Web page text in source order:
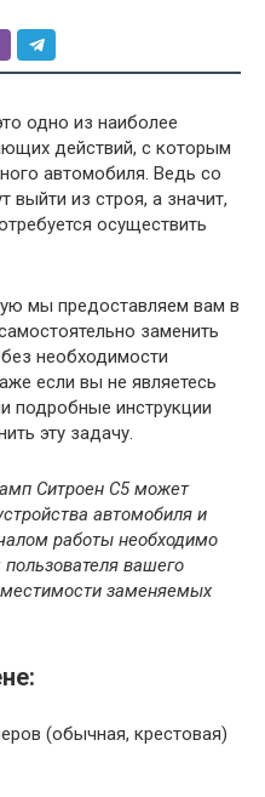
одно из наиболее
действий, с которым
автомобиля. Ведь со
выйти из строя, а значит,
осуществить
мы предоставляем вам в
заменить
необходимости
если вы не являетесь
подробные инструкции
эту задачу.
Ситроен С5 может
автомобиля и
работы необходимо
вашего
заменяемых
(обычная, крестовая)